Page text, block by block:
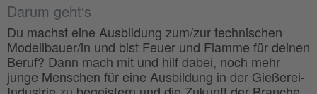
Darum geht‘s
Du machst eine Ausbildung zum/zur technischen
Modellbauer/in und bist Feuer und Flamme für deinen
Beruf? Dann mach mit und hilf dabei, noch mehr
junge Menschen für eine Ausbildung in der Gießerei-